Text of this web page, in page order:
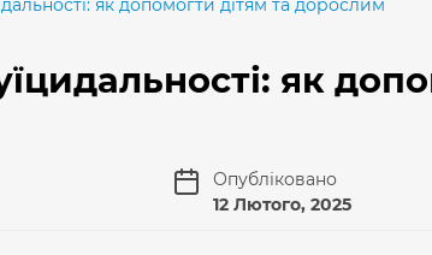
як допомогти дітям та дорослим
як
Опубліковано
12 Лютого, 2025